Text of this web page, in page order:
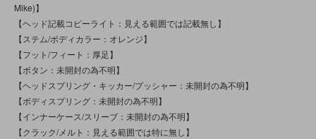
Mike)】
【ヘッド記載コピーライト：見える範囲では記載無し】
【ステム/ボディカラー：オレンジ】
【フット/フィート：厚足】
【ボタン：未開封の為不明】
【ヘッドスプリング・キッカー/プッシャー：未開封の為不明】
【ボディスプリング：未開封の為不明】
【インナーケース/スリーブ：未開封の為不明】
【クラック/メルト：見える範囲では特に無し】